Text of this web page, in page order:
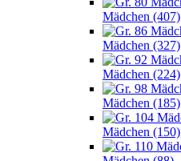
Mädchen (407)
Mädchen (327)
Mädchen (224)
Mädchen (185)
Mädchen (150)